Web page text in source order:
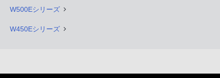
W500Eシリーズ
W450Eシリーズ